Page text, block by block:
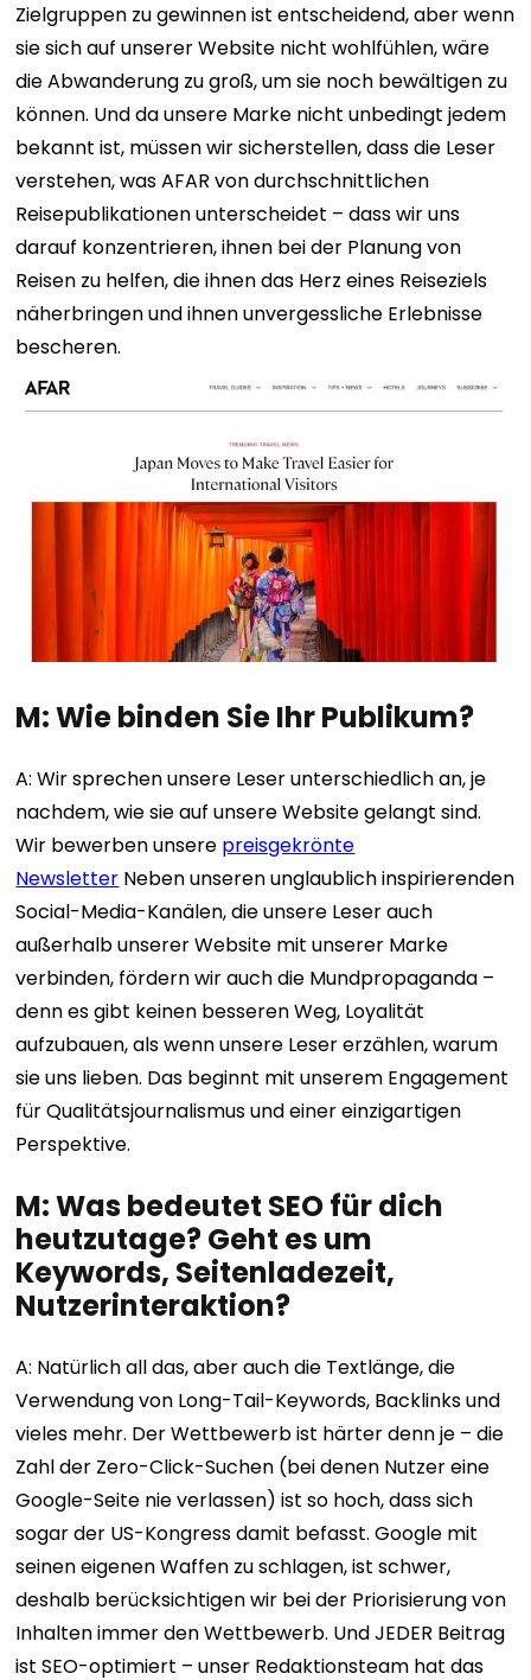
Zielgruppen zu gewinnen ist entscheidend, aber wenn
sie sich auf unserer Website nicht wohlfühlen, wäre
die Abwanderung zu groß, um sie noch bewältigen zu
können. Und da unsere Marke nicht unbedingt jedem
bekannt ist, müssen wir sicherstellen, dass die Leser
verstehen, was AFAR von durchschnittlichen
Reisepublikationen unterscheidet – dass wir uns
darauf konzentrieren, ihnen bei der Planung von
Reisen zu helfen, die ihnen das Herz eines Reiseziels
näherbringen und ihnen unvergessliche Erlebnisse
bescheren.
M: Wie binden Sie Ihr Publikum?
A: Wir sprechen unsere Leser unterschiedlich an, je
nachdem, wie sie auf unsere Website gelangt sind.
Wir bewerben unsere preisgekrönte
Newsletter Neben unseren unglaublich inspirierenden
Social-Media-Kanälen, die unsere Leser auch
außerhalb unserer Website mit unserer Marke
verbinden, fördern wir auch die Mundpropaganda –
denn es gibt keinen besseren Weg, Loyalität
aufzubauen, als wenn unsere Leser erzählen, warum
sie uns lieben. Das beginnt mit unserem Engagement
für Qualitätsjournalismus und einer einzigartigen
Perspektive.
M: Was bedeutet SEO für dich
heutzutage? Geht es um
Keywords, Seitenladezeit,
Nutzerinteraktion?
A: Natürlich all das, aber auch die Textlänge, die
Verwendung von Long-Tail-Keywords, Backlinks und
vieles mehr. Der Wettbewerb ist härter denn je – die
Zahl der Zero-Click-Suchen (bei denen Nutzer eine
Google-Seite nie verlassen) ist so hoch, dass sich
sogar der US-Kongress damit befasst. Google mit
seinen eigenen Waffen zu schlagen, ist schwer,
deshalb berücksichtigen wir bei der Priorisierung von
Inhalten immer den Wettbewerb. Und JEDER Beitrag
ist SEO-optimiert – unser Redaktionsteam hat das